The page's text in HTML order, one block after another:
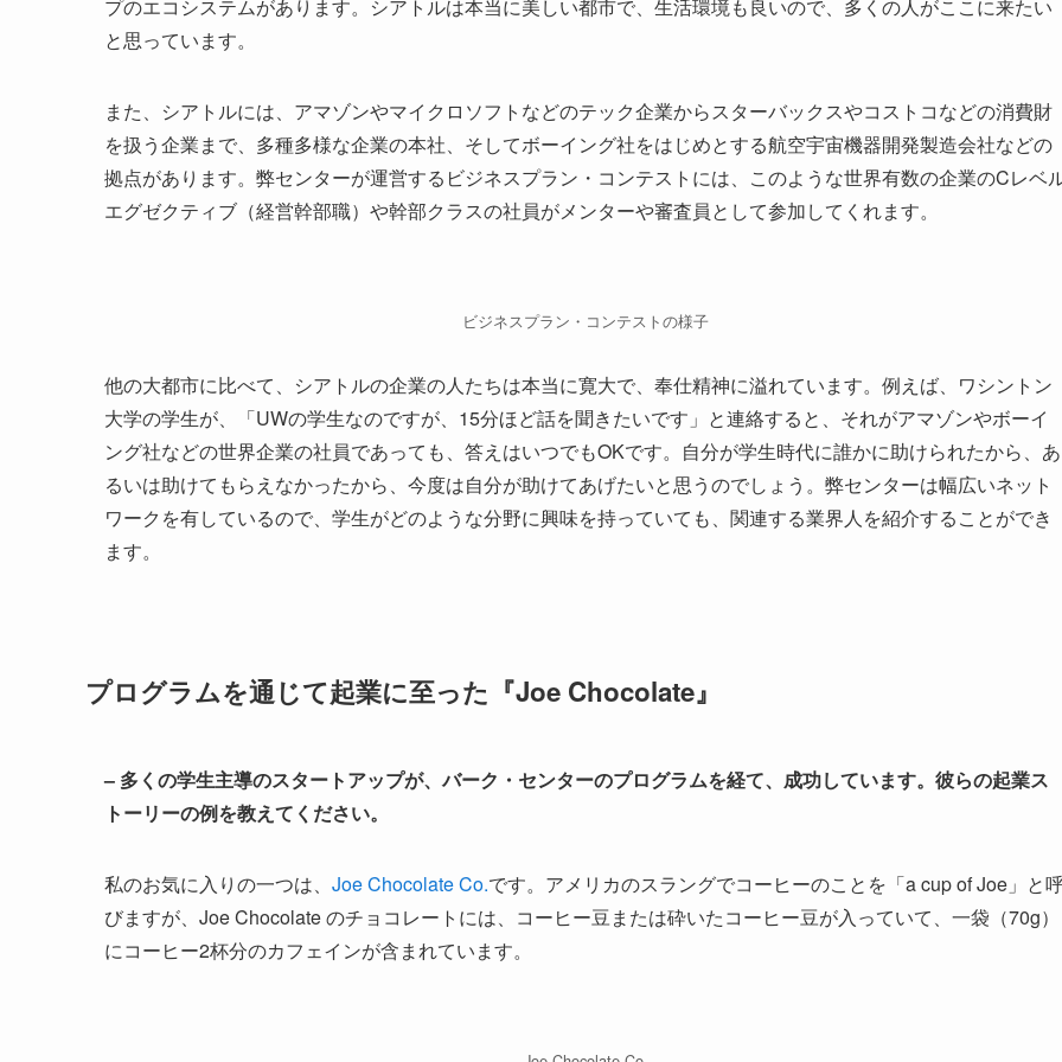
プのエコシステムがあります。シアトルは本当に美しい都市で、生活環境も良いので、多くの人がここに来たい
と思っています。
また、シアトルには、アマゾンやマイクロソフトなどのテック企業からスターバックスやコストコなどの消費財
を扱う企業まで、多種多様な企業の本社、そしてボーイング社をはじめとする航空宇宙機器開発製造会社などの
拠点があります。弊センターが運営するビジネスプラン・コンテストには、このような世界有数の企業のCレベ
エグゼクティブ（経営幹部職）や幹部クラスの社員がメンターや審査員として参加してくれます。
ビジネスプラン・コンテストの様子
他の大都市に比べて、シアトルの企業の人たちは本当に寛大で、奉仕精神に溢れています。例えば、ワシントン
大学の学生が、「UWの学生なのですが、15分ほど話を聞きたいです」と連絡すると、それがアマゾンやボーイ
ング社などの世界企業の社員であっても、答えはいつでもOKです。自分が学生時代に誰かに助けられたから、あ
るいは助けてもらえなかったから、今度は自分が助けてあげたいと思うのでしょう。弊センターは幅広いネット
ワークを有しているので、学生がどのような分野に興味を持っていても、関連する業界人を紹介することができ
ます。
プログラムを通じて起業に至った『Joe Chocolate』
– 多くの学生主導のスタートアップが、バーク・センターのプログラムを経て、成功しています。彼らの起業ス
トーリーの例を教えてください。
私のお気に入りの一つは、 Joe Chocolate Co.です。アメリカのスラングでコーヒーのことを「a cup of Joe」と
びますが、Joe Chocolate のチョコレートには、コーヒー豆または砕いたコーヒー豆が入っていて、一袋（70g）
にコーヒー2杯分のカフェインが含まれています。